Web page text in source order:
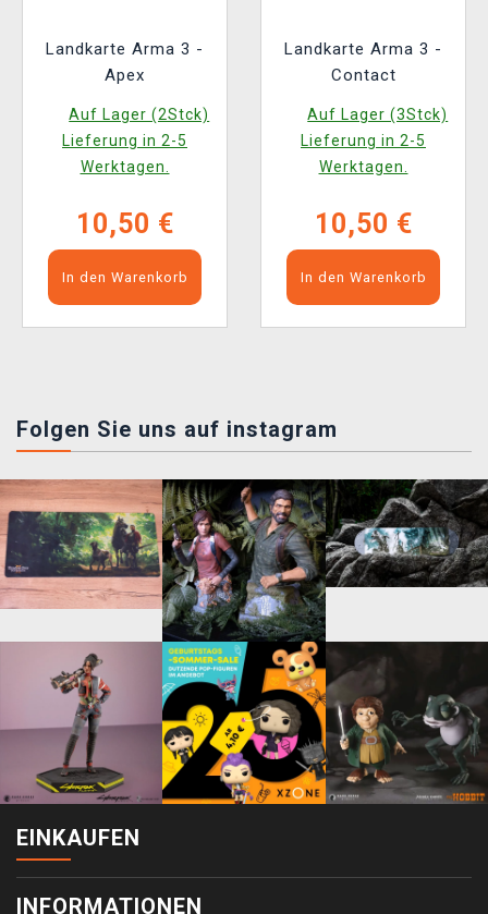
Landkarte Arma 3 -
Apex
Auf Lager (2Stck)
Lieferung in 2-5
Werktagen.
10,50 €
In den Warenkorb
Landkarte Arma 3 -
Contact
Auf Lager (3Stck)
Lieferung in 2-5
Werktagen.
10,50 €
In den Warenkorb
Folgen Sie uns auf instagram
EINKAUFEN
INFORMATIONEN